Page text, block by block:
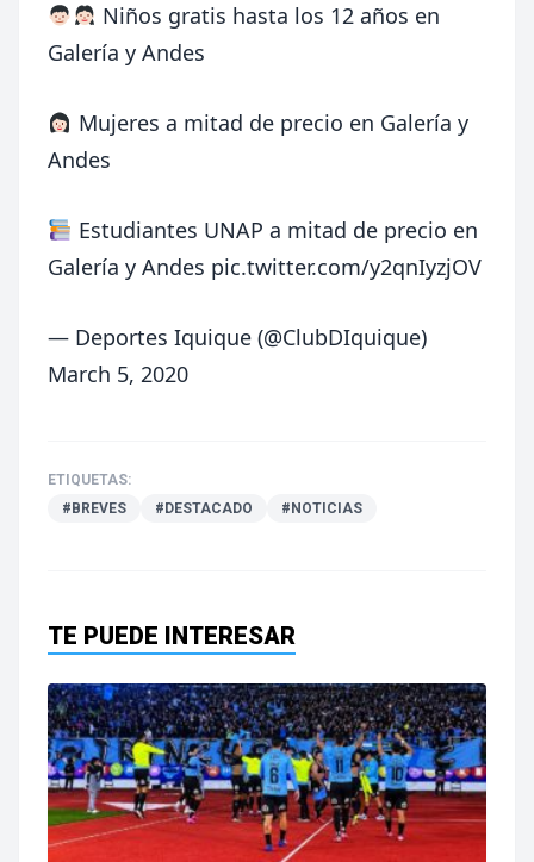
Niños gratis hasta los 12 años en
Galería y Andes
Mujeres a mitad de precio en Galería y
Andes
Estudiantes UNAP a mitad de precio en
Galería y Andes pic.twitter.com/y2qnIyzjOV
— Deportes Iquique (@ClubDIquique)
March 5, 2020
ETIQUETAS:
#BREVES
#DESTACADO #NOTICIAS
TE PUEDE INTERESAR